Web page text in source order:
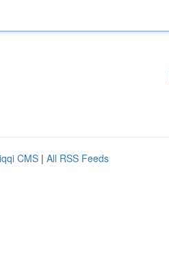
CMS | All RSS Feeds